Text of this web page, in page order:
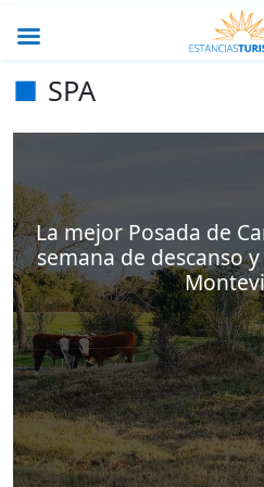
SPA
La mejor Posada de
semana de descanso